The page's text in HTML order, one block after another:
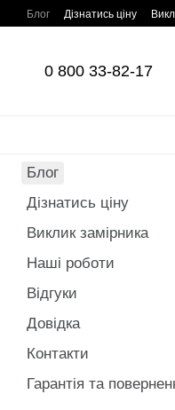
Перейти до основного
Блог Дізнатись ціну
0 800 33-82-17
Блог
Дізнатись ціну
Виклик замірника
Наші роботи
Відгуки
Довідка
Контакти
Гарантія та